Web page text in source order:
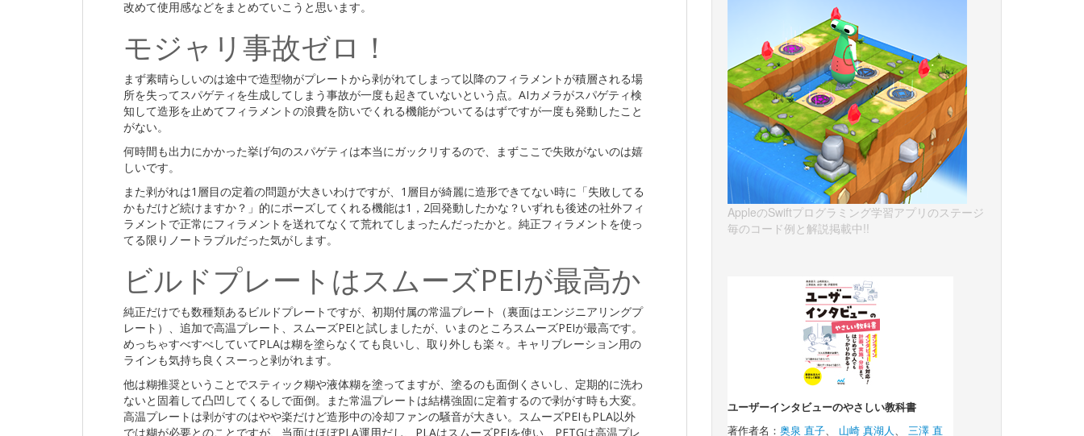
改めて使用感などをまとめていこうと思います。
モジャリ事故ゼロ！
まず素晴らしいのは途中で造型物がプレートから剥がれてしまって以降のフィラメントが積層される場
所を失ってスパゲティを生成してしまう事故が一度も起きていないという点。AIカメラがスパゲティ検
知して造形を止めてフィラメントの浪費を防いでくれる機能がついてるはずですが一度も発動したこと
がない。
何時間も出力にかかった挙げ句のスパゲティは本当にガックリするので、まずここで失敗がないのは嬉
しいです。
また剥がれは1層目の定着の問題が大きいわけですが、1層目が綺麗に造形できてない時に「失敗してる
かもだけど続けますか？」的にポーズしてくれる機能は1，2回発動したかな？いずれも後述の社外フィ
ラメントで正常にフィラメントを送れてなくて荒れてしまったんだったかと。純正フィラメントを使っ
てる限りノートラブルだった気がします。
ビルドプレートはスムーズPEIが最高か
純正だけでも数種類あるビルドプレートですが、初期付属の常温プレート（裏面はエンジニアリングプ
レート）、追加で高温プレート、スムーズPEIと試しましたが、いまのところスムーズPEIが最高です。
めっちゃすべすべしていてPLAは糊を塗らなくても良いし、取り外しも楽々。キャリブレーション用の
ラインも気持ち良くスーっと剥がれます。
他は糊推奨ということでスティック糊や液体糊を塗ってますが、塗るのも面倒くさいし、定期的に洗わ
ないと固着して凸凹してくるしで面倒。また常温プレートは結構強固に定着するので剥がす時も大変。
高温プレートは剥がすのはやや楽だけど造形中の冷却ファンの騒音が大きい。スムーズPEIもPLA以外
では糊が必要とのことですが、当面はほぼPLA運用だし、PLAはスムーズPEIを使い、PETGは高温プレ
AppleのSwiftプログラミング学習アプリのステージ
毎のコード例と解説掲載中!!